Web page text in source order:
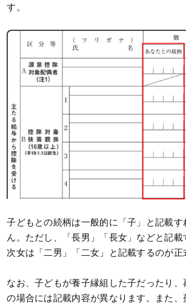
す。
子どもとの続柄は一般的に「子」と記載
ん。ただし、「長男」「長女」などと記
次女は「二男」「二女」と記載するのが正
なお、子どもが養子縁組した子だったり
の場合には記載内容が異なります。また、